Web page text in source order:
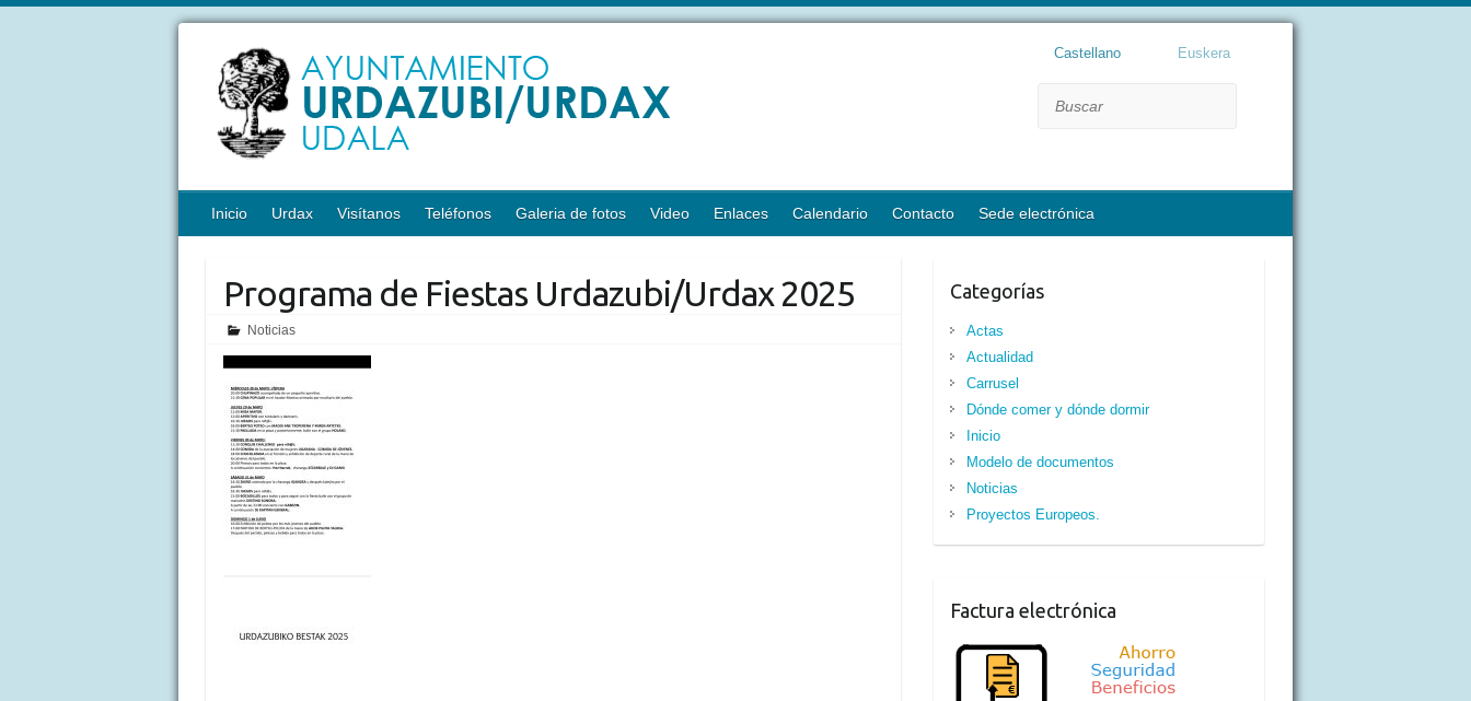
Castellano Euskera
Inicio Urdax Visítanos Teléfonos Galeria de fotos Video Enlaces Calendario Contacto Sede electrónica
Programa de Fiestas Urdazubi/Urdax 2025
Noticias
Categorías
Actas
Actualidad
Carrusel
Dónde comer y dónde dormir
Inicio
Modelo de documentos
Noticias
Proyectos Europeos.
Factura electrónica